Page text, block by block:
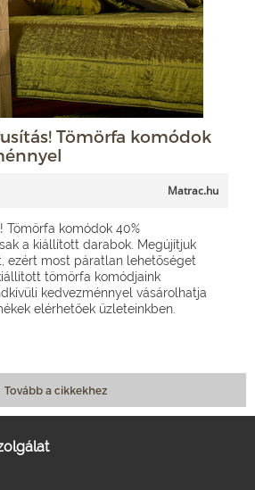
Tömörfa komódok
Matrac.hu
Tömörfa komódok 40%
a kiállított darabok. Megújítjuk
ezért most páratlan lehetőséget
tömörfa komódjaink
kedvezménnyel vásárolhatja
elérhetőek üzleteinkben.
Tovább a cikkekhez